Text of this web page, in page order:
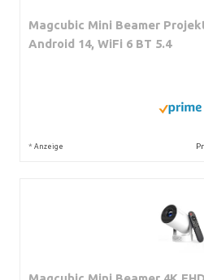
Magcubic Mini Beamer
Android 14, WiFi 6 BT 5.4
* Anzeige